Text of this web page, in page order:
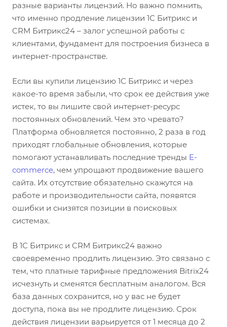
разные варианты лицензий. Но важно помнить,
что именно продление лицензии 1С Битрикс и
CRM Битрикс24 – залог успешной работы с
клиентами, фундамент для построения бизнеса в
интернет-пространстве.
Если вы купили лицензию 1С Битрикс и через
какое-то время забыли, что срок ее действия уже
истек, то вы лишите свой интернет-ресурс
постоянных обновлений. Чем это чревато?
Платформа обновляется постоянно, 2 раза в год
приходят глобальные обновления, которые
помогают устанавливать последние тренды E-
commerce, чем упрощают продвижение вашего
сайта. Их отсутствие обязательно скажутся на
работе и производительности сайта, появятся
ошибки и снизятся позиции в поисковых
системах.
В 1С Битрикс и CRM Битрикс24 важно
своевременно продлить лицензию. Это связано с
тем, что платные тарифные предложения Bitrix24
исчезнуть и сменятся бесплатным аналогом. Вся
база данных сохранится, но у вас не будет
доступа, пока вы не продлите лицензию. Срок
действия лицензии варьируется от 1 месяца до 2